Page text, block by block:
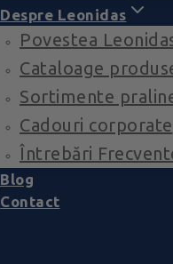
Despre Leonidas
Povestea
Cataloage
Sortimente
Cadouri corporate
Întrebări
Blog
Contact